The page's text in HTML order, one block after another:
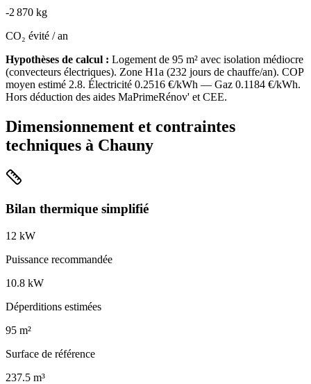
-2 870 kg
CO₂ évité / an
Hypothèses de calcul : Logement de 95 m² avec isolation médiocre
(convecteurs électriques). Zone H1a (232 jours de chauffe/an). COP
moyen estimé 2.8. Électricité 0.2516 €/kWh — Gaz 0.1184 €/kWh.
Hors déduction des aides MaPrimeRénov' et CEE.
Dimensionnement et contraintes
techniques à Chauny
Bilan thermique simplifié
12 kW
Puissance recommandée
10.8 kW
Déperditions estimées
95 m²
Surface de référence
237.5 m³